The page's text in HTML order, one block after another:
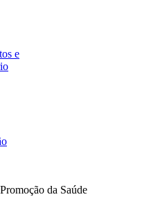
e
da Saúde